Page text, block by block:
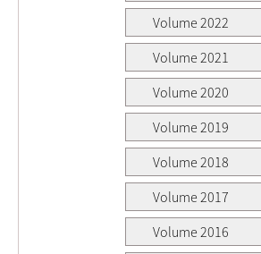
Volume 2022
Volume 2021
Volume 2020
Volume 2019
Volume 2018
Volume 2017
Volume 2016